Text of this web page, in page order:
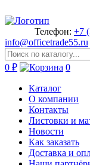
Телефон: +7
info@officetrade55.ru
0 ₽ 0
Каталог
О компании
Контакты
Листовки и
Новости
Как заказать
Доставка и